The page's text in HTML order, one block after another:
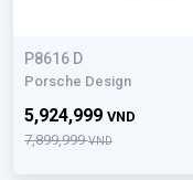
P8616 D
Porsche Design
7,899,999VND
5,924,999 VND